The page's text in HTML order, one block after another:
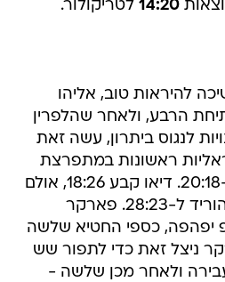
14:20 לטריקולור.
להיראות טוב, אליהו
הרבע, ולאחר שהלפרין
לנגוס ביתרון, עשה זאת
ראשונות במתפרצת
באליפות (!) - וצימק ל-20:18. דיאו קבע 18:26, אולם
ישראל לא ויתרה וגרין הוריד ל-28:23. פארקר
יפהפה, כספי החטיא שלשה
ניצל זאת כדי לתפור שש
ולאחר מכן שלשה -